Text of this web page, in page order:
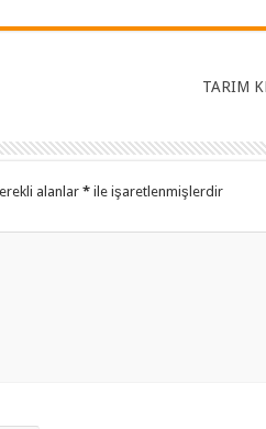
TARIM
alanlar *ile işaretlenmişlerdir